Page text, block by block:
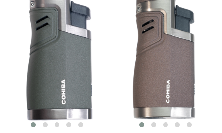
%30İndirim
%30İndirim